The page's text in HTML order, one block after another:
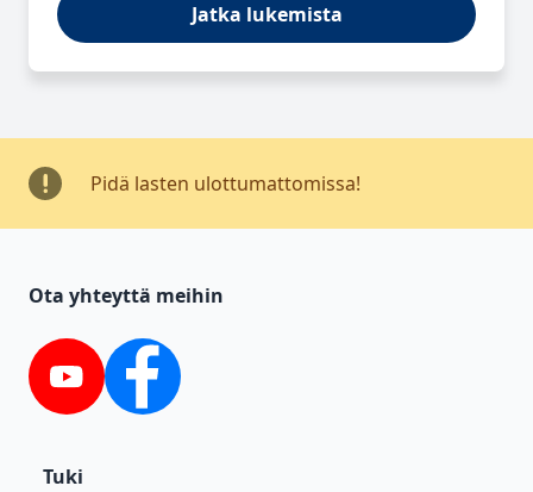
Jatka lukemista
Pidä lasten ulottumattomissa!
Ota yhteyttä meihin
YouTube Facebook
Tuki